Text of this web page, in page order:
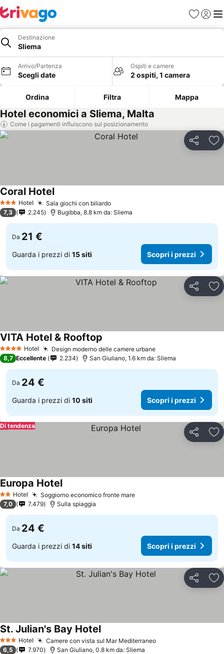
PreferitiAccedi
Destinazione
Sliema
Arrivo/Partenza
Scegli date
Ospiti e camere
2 ospiti, 1 camera
Ordina Filtra Mappa
Hotel economici a Sliema, Malta
Come i pagamenti influiscono sul posizionamento
Condividi
3 StelleHotel Sala giochi con biliardo
Coral Hotel
7,3 2.245 Bugibba, 8.8 km da: Sliema
Da 21 €
Guarda i prezzi di 15 siti Scopri i prezzi
Condividi
4 Stelle Hotel Design moderno delle camere urbane
VITA Hotel & Rooftop
8,7 Eccellente 2.234 San Giuliano, 1.6 km da: Sliema
Da 24 €
Guarda i prezzi di 10 siti Scopri i prezzi
Condividi
Di tendenza
2 StelleHotel Soggiorno economico fronte mare
Europa Hotel
7,0 7.479 Sulla spiaggia
Da 24 €
Guarda i prezzi di 14 siti Scopri i prezzi
Condividi
3 StelleHotel Camere con vista sul Mar Mediterraneo
St. Julian's Bay Hotel
6,5 7.970 San Giuliano, 0.8 km da: Sliema